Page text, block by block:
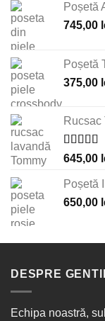
Poșetă
745,00
Poșetă
375,00
Rucsac
Evaluat
645,00
Poșetă
650,00
DESPRE
Echipa noastră,